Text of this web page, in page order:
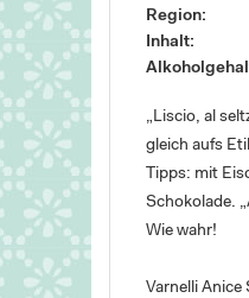
Region:
Inhalt:
„Liscio, al
gleich aufs
Tipps: mit
Schokolade.
Wie wahr!
Varnelli Anice